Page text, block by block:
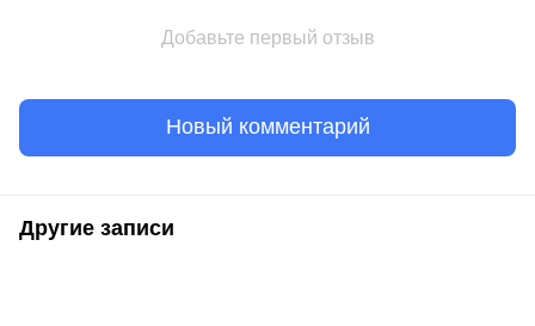
Добавьте первый отзыв
Новый комментарий
Другие записи